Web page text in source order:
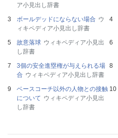
ア小見出し辞書
ボールデッドにならない場合 ウ
ィキペディア小見出し辞書
故意落球 ウィキペディア小見出
し辞書
3個の安全進塁権が与えられる場
合 ウィキペディア小見出し辞書
ベースコーチ以外の人物との接触
について ウィキペディア小見出
し辞書